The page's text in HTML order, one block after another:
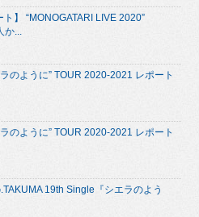
ト】 “MONOGATARI LIVE 2020”
か...
のように” TOUR 2020-2021 レポート
のように” TOUR 2020-2021 レポート
19th Single『シエラのよう